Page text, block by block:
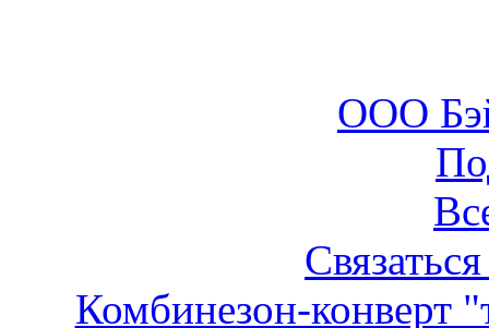
ООО
Комбинезон-конверт